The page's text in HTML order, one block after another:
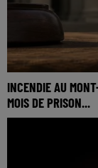
INCENDIE AU
MOIS DE PRISON...